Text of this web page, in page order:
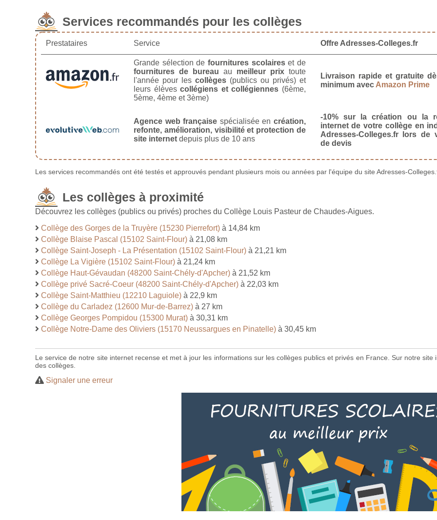
Services recommandés pour les collèges
Prestataires Service Offre Adresses-Colleges.fr
Grande sélection de fournitures scolaireset de
fournitures de bureau au meilleur prixtoute
l'année pour les collèges(publics ou privés) et
leurs élèvescollégiens et collégiennes (6ème,
5ème, 4ème et 3ème)
Livraison rapide et gratuite
minimum avec Amazon Prime
Agence web française spécialisée en création,
refonte, amélioration, visibilité et protection de
site internet depuis plus de 10 ans
-10% sur la création ou la
internet de votre collège en
Adresses-Colleges.fr lors de
de devis
Les services recommandés ont été testés et approuvés pendant plusieurs mois ou années par l'équipe du site Adresses-
Les collèges à proximité
Découvrez les collèges (publics ou privés) proches du Collège Louis Pasteur de Chaudes-Aigues.
Collège des Gorges de la Truyère (15230 Pierrefort) à 14,84 km
Collège Blaise Pascal (15102 Saint-Flour) à 21,08 km
Collège Saint-Joseph - La Présentation (15102 Saint-Flour) à 21,21 km
Collège La Vigière (15102 Saint-Flour) à 21,24 km
Collège Haut-Gévaudan (48200 Saint-Chély-d'Apcher) à 21,52 km
Collège privé Sacré-Coeur (48200 Saint-Chély-d'Apcher) à 22,03 km
Collège Saint-Matthieu (12210 Laguiole) à 22,9 km
Collège du Carladez (12600 Mur-de-Barrez) à 27 km
Collège Georges Pompidou (15300 Murat) à 30,31 km
Collège Notre-Dame des Oliviers (15170 Neussargues en Pinatelle) à 30,45 km
Le service de notre site internet recense et met à jour les informations sur les collèges publics et privés en France. Sur notre
des collèges.
Signaler une erreur